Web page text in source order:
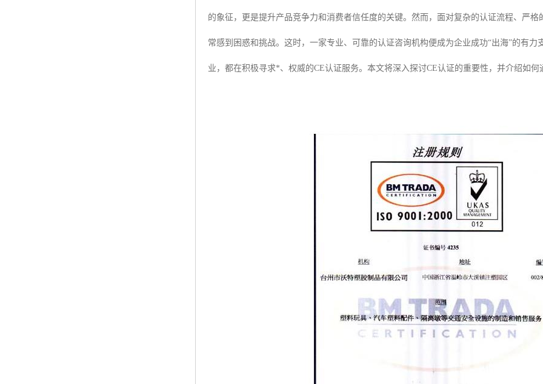
的象征，更是提升产品竞争力和消费者信任度的关键。然而，面对复杂的认证流程、严
常感到困惑和挑战。这时，一家专业、可靠的认证咨询机构便成为企业成功“出海”的有
业，都在积极寻求*、权威的CE认证服务。本文将深入探讨CE认证的重要性，并介绍如